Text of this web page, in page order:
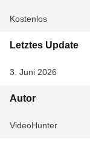
Kostenlos
Letztes Update
3. Juni 2026
Autor
VideoHunter